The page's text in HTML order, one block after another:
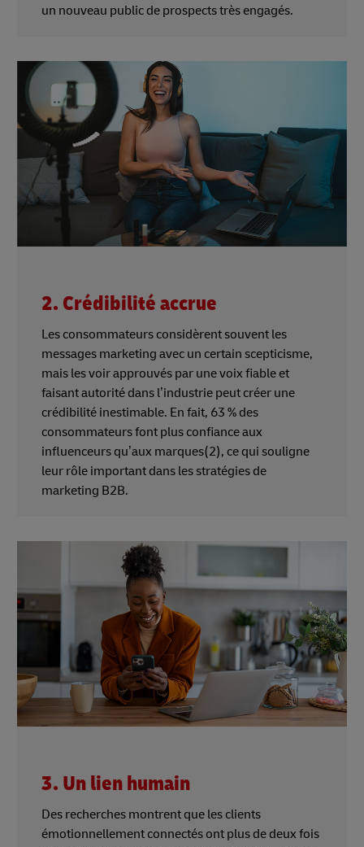
un nouveau public de prospects très engagés.
2. Crédibilité accrue
Les consommateurs considèrent souvent les
messages marketing avec un certain scepticisme,
mais les voir approuvés par une voix fiable et
faisant autorité dans l’industrie peut créer une
crédibilité inestimable. En fait, 63 % des
consommateurs font plus confiance aux
influenceurs qu’aux marques(2), ce qui souligne
leur rôle important dans les stratégies de
marketing B2B.
3. Un lien humain
Des recherches montrent que les clients
émotionnellement connectés ont plus de deux fois